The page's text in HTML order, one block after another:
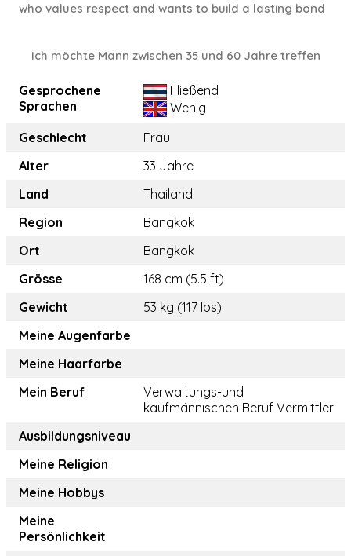
who values respect and wants to build a lasting bond
Ich möchte Mann zwischen 35 und 60 Jahre treffen
Gesprochene
Sprachen
Fließend
Wenig
Geschlecht
Frau
Alter
33 Jahre
Land
Thailand
Region
Bangkok
Ort
Bangkok
Grösse
168 cm (5.5 ft)
Gewicht
53 kg (117 lbs)
Meine Augenfarbe
Meine Haarfarbe
Mein Beruf
Verwaltungs-und
kaufmännischen Beruf Vermittler
Ausbildungsniveau
Meine Religion
Meine Hobbys
Meine
Persönlichkeit